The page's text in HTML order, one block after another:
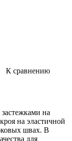
К сравнению
на
на эластичной
швах. В
для